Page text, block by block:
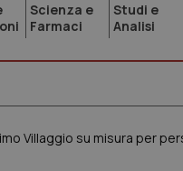
Scienza e
Farmaci
Studi e
Analisi
Villaggio su misura per